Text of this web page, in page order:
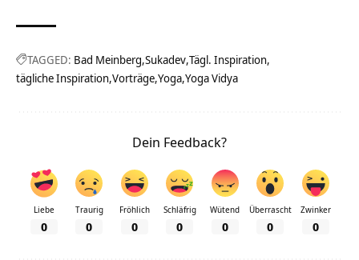
TAGGED: Bad Meinberg Sukadev Tägl. Inspiration
tägliche Inspiration Vorträge Yoga Yoga Vidya
Dein Feedback?
Liebe
0
Traurig
0
Fröhlich
0
Schläfrig
0
Wütend
0
Überrascht
0
Zwinker
0